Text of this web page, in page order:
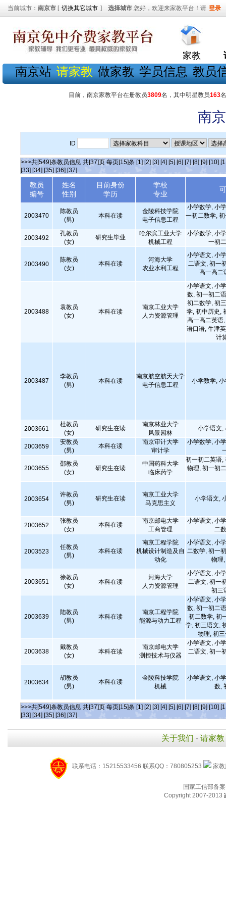
当前城市： 南京市 [ 切换其它城市 ] 选择城市 您好，欢迎来家教平台！请 登录
家教
南京站 请家教 做家教 学员信息 教员
目前，南京家教平台在册教员3809名，其中明星教员163
南
ID
>>>共[549]条教员信息 共[37]页 每页[15]条 [1] [2] [3] [4] [5] [6] [7] [8] [9] [10]
[33] [34] [35] [36] [37]
教员
编号
姓名
性别
目前身份
学历
学校
专业
2003470
陈教员
(男)
本科在读
金陵科技学院
电子信息工程
小学数学, 小
一初二数学,
2003492
孔教员
(女)
研究生毕业
哈尔滨工业大学
机械工程
小学数学, 小
一初
2003490
陈教员
(女)
本科在读
河海大学
农业水利工程
小学语文, 小
二语文, 初一
高一高二
2003488
袁教员
(女)
本科在读
南京工业大学
人力资源管理
小学语文, 小
数, 初一初二
初二数学, 初
学, 初中历史,
高一高二英语
语口语, 牛津
计
2003487
李教员
(男)
本科在读
南京航空航天大学
电子信息工程
小学数学,
2003661
杜教员
(女)
研究生在读
南京林业大学
风景园林
小学语文,
2003659
安教员
(男)
本科在读
南京审计大学
审计学
小学数学, 小
2003655
邵教员
(女)
研究生在读
中国药科大学
临床药学
初一初二英语,
物理, 初一初
2003654
许教员
(男)
研究生在读
南京工业大学
马克思主义
小学语文,
2003652
张教员
(女)
本科在读
南京邮电大学
工商管理
小学语文, 小
二
2003523
任教员
(男)
本科在读
南京工程学院
机械设计制造及自
动化
小学语文, 小
二数学, 初一
物理
2003651
徐教员
(女)
本科在读
河海大学
人力资源管理
小学语文, 小
二语文, 初一
初三
2003639
陆教员
(男)
本科在读
南京工程学院
能源与动力工程
小学语文, 小
数, 初一初二
初二数学, 初
学, 初三语文,
物理, 初
2003638
戴教员
(女)
本科在读
南京邮电大学
测控技术与仪器
小学语文, 小
二语文, 初一
2003634
胡教员
(男)
本科在读
金陵科技学院
机械
小学语文, 小
数,
>>>共[549]条教员信息 共[37]页 每页[15]条 [1] [2] [3] [4] [5] [6] [7] [8] [9] [10]
[33] [34] [35] [36] [37]
关于我们 - 请家教
联系电话：15215533456 联系QQ：780805253 家
国家工信部备
Copyright 2007-2013